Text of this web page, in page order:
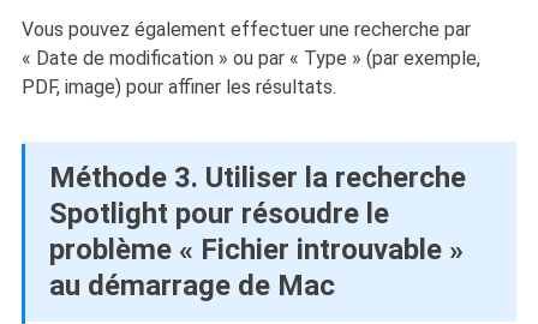
Vous pouvez également effectuer une recherche par
« Date de modification » ou par « Type » (par exemple,
PDF, image) pour affiner les résultats.
Méthode 3. Utiliser la recherche
Spotlight pour résoudre le
problème « Fichier introuvable »
au démarrage de Mac